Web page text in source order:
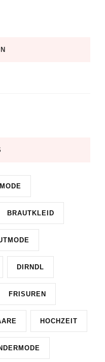
BRAUTKLEID
DIRNDL
FRISUREN
HOCHZEIT